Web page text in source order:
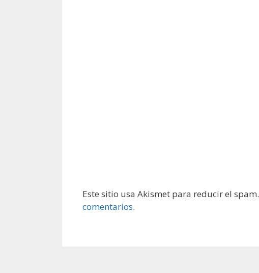
Este sitio usa Akismet para reducir el spam.
comentarios.